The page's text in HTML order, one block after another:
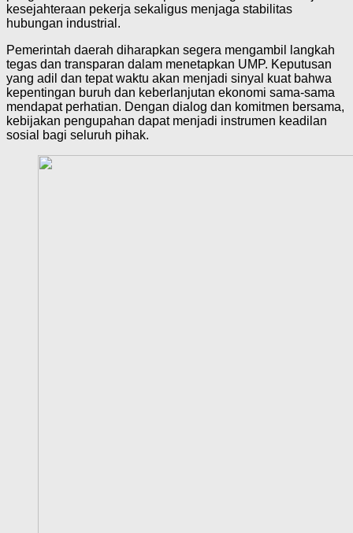
kesejahteraan pekerja sekaligus menjaga stabilitas
hubungan industrial.
Pemerintah daerah diharapkan segera mengambil langkah
tegas dan transparan dalam menetapkan UMP. Keputusan
yang adil dan tepat waktu akan menjadi sinyal kuat bahwa
kepentingan buruh dan keberlanjutan ekonomi sama-sama
mendapat perhatian. Dengan dialog dan komitmen bersama,
kebijakan pengupahan dapat menjadi instrumen keadilan
sosial bagi seluruh pihak.